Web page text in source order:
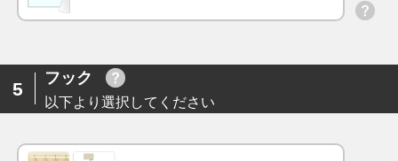
5
フック
以下より選択してください